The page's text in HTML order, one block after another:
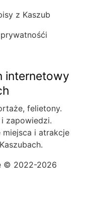
z Kaszub
internetowy
felietony.
zapowiedzi.
miejsca i atrakcje
© 2022-2026